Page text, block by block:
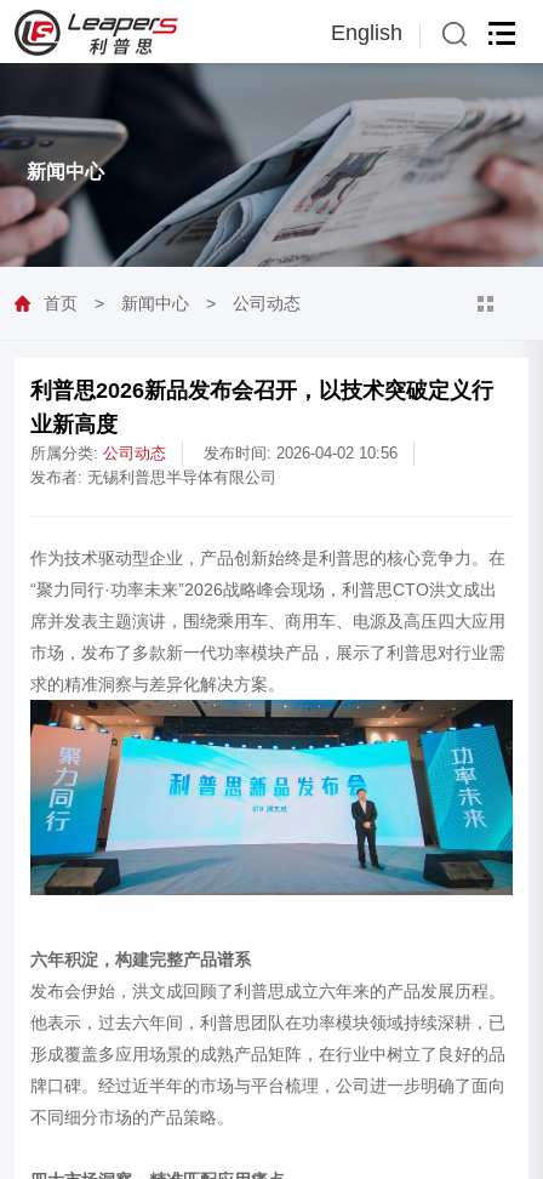
English
日本語
新闻中心
首页 > 新闻中心 > 公司动态
利普思2026新品发布会召开，以技术突破定义行
业新高度
所属分类: 公司动态
发布时间: 2026-04-02 10:56
发布者: 无锡利普思半导体有限公司
作为技术驱动型企业，产品创新始终是利普思的核心竞争力。在
“聚力同行·功率未来”2026战略峰会现场，利普思CTO洪文成出
席并发表主题演讲，围绕乘用车、商用车、电源及高压四大应用
市场，发布了多款新一代功率模块产品，展示了利普思对行业需
求的精准洞察与差异化解决方案。
六年积淀，构建完整产品谱系
发布会伊始，洪文成回顾了利普思成立六年来的产品发展历程。
他表示，过去六年间，利普思团队在功率模块领域持续深耕，已
形成覆盖多应用场景的成熟产品矩阵，在行业中树立了良好的品
牌口碑。经过近半年的市场与平台梳理，公司进一步明确了面向
不同细分市场的产品策略。